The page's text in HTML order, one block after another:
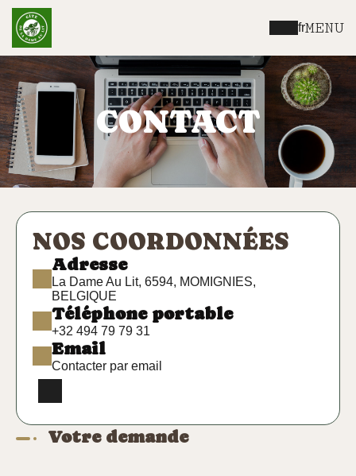
frMENU
CONTACT
NOS COORDONNÉES
Adresse
La Dame Au Lit, 6594, MOMIGNIES,
BELGIQUE
Téléphone portable
+32 494 79 79 31
Email
Contacter par email
Votre demande